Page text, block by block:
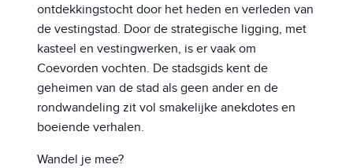
ontdekkingstocht door het heden en verleden van
de vestingstad. Door de strategische ligging, met
kasteel en vestingwerken, is er vaak om
Coevorden vochten. De stadsgids kent de
geheimen van de stad als geen ander en de
rondwandeling zit vol smakelijke anekdotes en
boeiende verhalen.
Wandel je mee?